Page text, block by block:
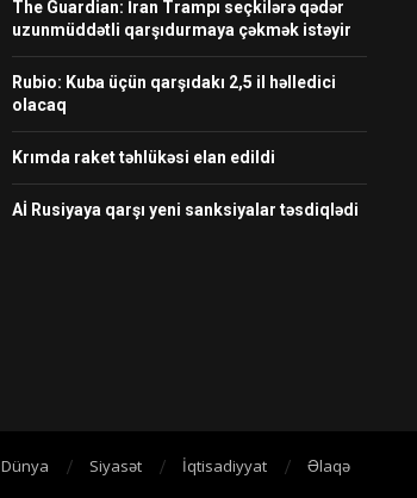
The Guardian: İran Trampı seçkilərə qədər
uzunmüddətli qarşıdurmaya çəkmək istəyir
Rubio: Kuba üçün qarşıdakı 2,5 il həlledici
olacaq
Krımda raket təhlükəsi elan edildi
Aİ Rusiyaya qarşı yeni sanksiyalar təsdiqlədi
Dünya Siyasət İqtisadiyyat Əlaqə